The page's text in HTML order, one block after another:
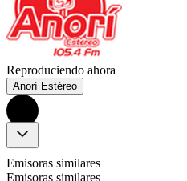
Reproduciendo ahora
Anorí Estéreo
Emisoras similares
Emisoras similares